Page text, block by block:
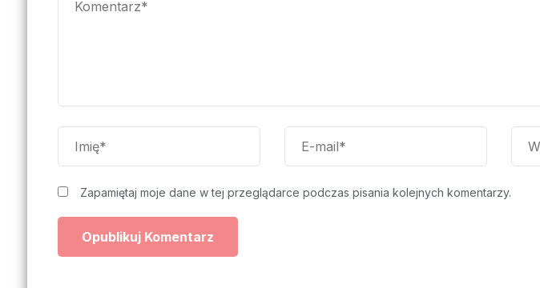
Zapamiętaj moje dane w tej przeglądarce podczas pisania kolejnych komentarzy.